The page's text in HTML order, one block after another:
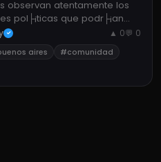
observan atentamente los
pol├¡ticas que podr├¡an
de cara a las pr├│ximas
✓ ▲ 0💬 0
aires
#comunidad